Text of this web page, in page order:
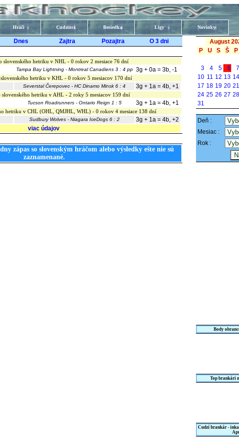
Hráči Cudzinci Besiedka Ligy Novinky
Dnes Zajtra Pozajtra O 3 dni
slovenského hetriku v NHL - 0 rokov 2 mesiace 76 dní
Tampa Bay Lightning - Montreal Canadiens 3 : 4 pp 3g + 0a = 3b, -1
slovenského hetriku v KHL - 0 rokov 5 mesiacov 170 dní
Severstal Čerepovec - HC Dinamo Minsk 6 : 4 3g + 1a = 4b, +1
slovenského hetriku v AHL - 2 roky 5 mesiacov 159 dní
Tucson Roadrunners - Ontario Reign 1 : 5 3g + 1a = 4b, +1
hetriku v CHL (OHL, QMJHL, WHL) - 0 rokov 4 mesiace 138 dní
Sudbury Wolves - Niagara IceDogs 6 : 2
3g + 1a = 4b, +2
viac údajov
zápas so slovenským hráčom alebo výsledky ešte nie sú
zaznamenané.
August
P
U S Š P
3
4 5 6 7
10 11 12 13 14
17 18 19 20 21
24 25 26 27 28
31
Deň :
Mesiac :
Rok :
Body
Top brankári
Cudzí brankár -